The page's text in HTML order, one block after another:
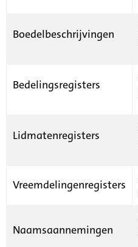
Boedelbeschrijvingen
Bedelingsregisters
Lidmatenregisters
Vreemdelingenregisters
Naamsaannemingen